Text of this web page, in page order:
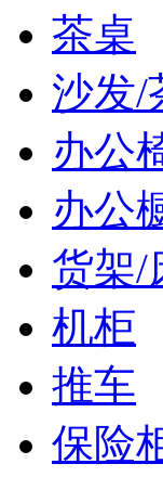
茶桌
沙发/
办公
办公
货架/
机柜
推车
保险